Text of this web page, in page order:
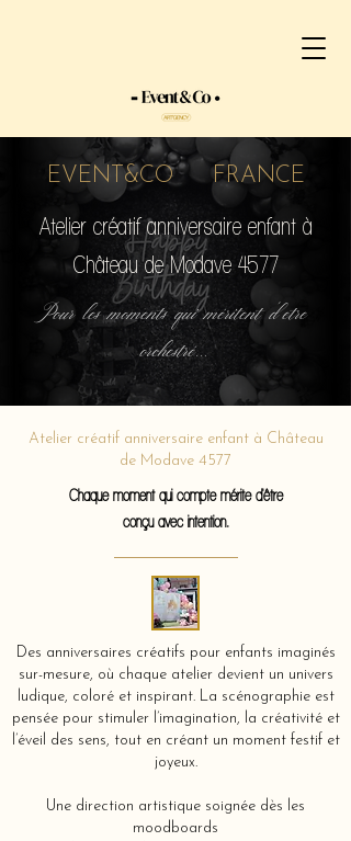
EVENT&CO FRANCE
Atelier créatif anniversaire enfant à
Château de Modave 4577
Pour les moments qui méritent d'etre
orchestré...
Atelier créatif anniversaire enfant à Château
de Modave 4577
Chaque moment qui compte mérite d'être
conçu avec intention.
Des anniversaires créatifs pour enfants imaginés
sur-mesure, où chaque atelier devient un univers
ludique, coloré et inspirant. La scénographie est
pensée pour stimuler l’imagination, la créativité et
l’éveil des sens, tout en créant un moment festif et
joyeux.
Une direction artistique soignée dès les
moodboards